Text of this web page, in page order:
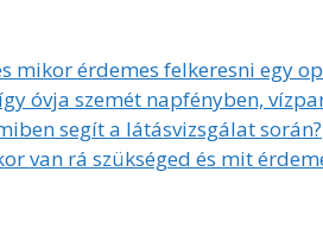
mikor érdemes felkeresni egy
óvja szemét napfényben,
segít a látásvizsgálat során?
van rá szükséged és mit